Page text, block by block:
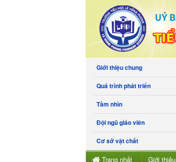
Giới thiệu chung
Quá trình phát triển
Tầm nhìn
Đội ngũ giáo viên
Cơ sở vật chất
Trang nhất Giới thiệu